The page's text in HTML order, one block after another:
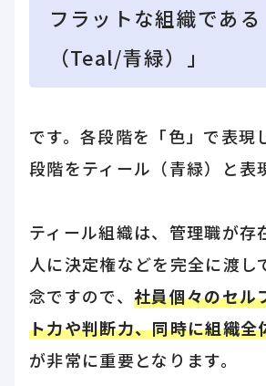
フラットな組織であ
（Teal/青緑）」
です。各段階を「色」で表現
段階をティール（青緑）と表
ティール組織は、管理職が存
人に決定権などを完全に渡し
念ですので、社員個々のセル
ト力や判断力、同時に組織全
が非常に重要となります。